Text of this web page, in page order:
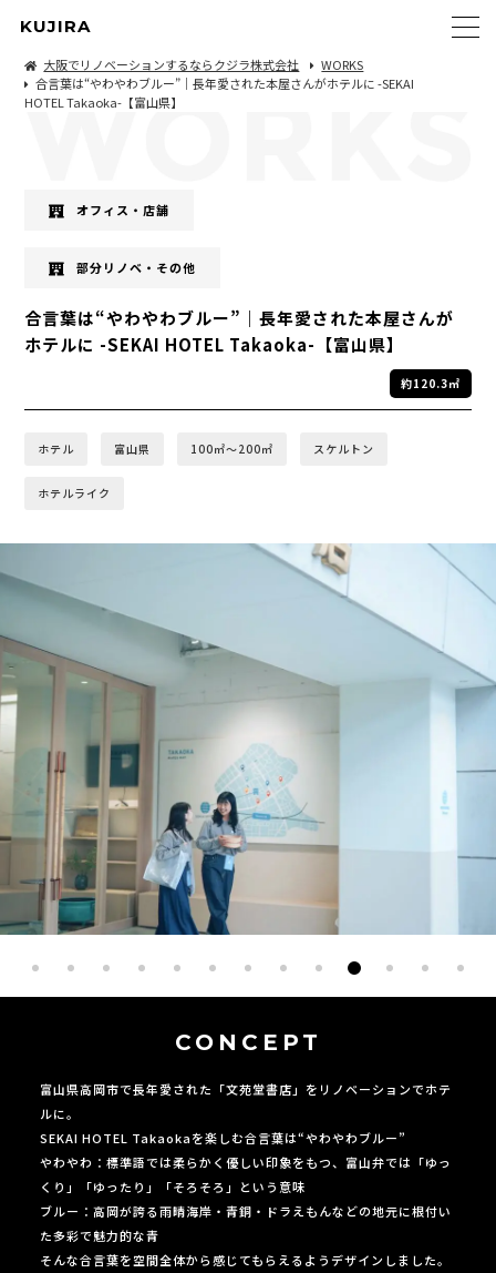
KUJIRA
大阪でリノベーションするならクジラ株式会社
WORKS
合言葉は“やわやわブルー”｜長年愛された本屋さんがホテルに -SEKAI
HOTEL Takaoka-【富山県】
オフィス・店舗
部分リノベ・その他
合言葉は“やわやわブルー”｜長年愛された本屋さんが
ホテルに -SEKAI HOTEL Takaoka-【富山県】
約120.3㎡
ホテル 富山県 100㎡〜200㎡ スケルトン
ホテルライク
CONCEPT
富山県高岡市で長年愛された「文苑堂書店」をリノベーションでホテ
ルに。
SEKAI HOTEL Takaokaを楽しむ合言葉は“やわやわブルー”
やわやわ：標準語では柔らかく優しい印象をもつ、富山弁では「ゆっ
くり」「ゆったり」「そろそろ」という意味
ブルー：高岡が誇る雨晴海岸・青銅・ドラえもんなどの地元に根付い
た多彩で魅力的な青
そんな合言葉を空間全体から感じてもらえるようデザインしました。